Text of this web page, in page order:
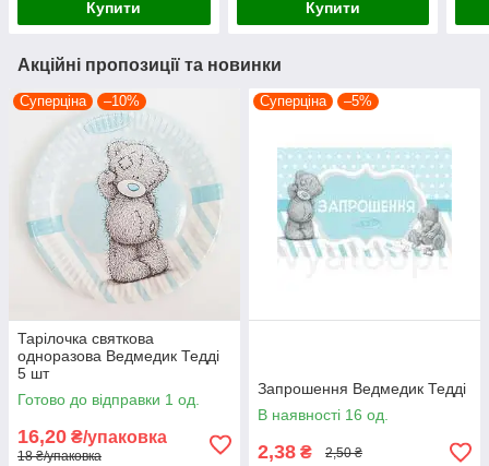
Купити Купити
Акційні пропозиції та новинки
Суперціна –10%
Тарілочка святкова
одноразова Ведмедик Тедді
5 шт
Готово до відправки 1 од.
16,20 ₴/упаковка
18 ₴/упаковка
Суперціна –5%
Запрошення Ведмедик Тедді
В наявності 16 од.
2,38 ₴ 2,50 ₴